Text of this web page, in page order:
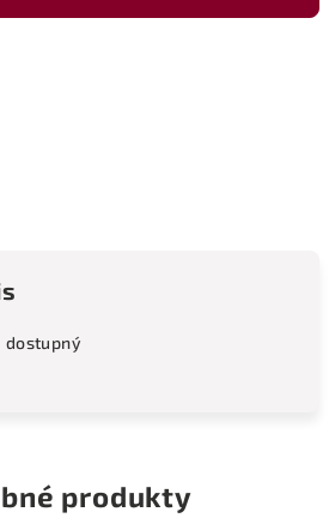
dostupný
produkty